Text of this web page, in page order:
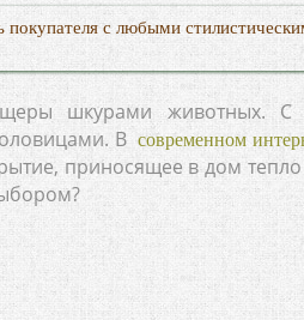
покупателя с любыми
шкурами животных. С
В современном
приносящее в дом